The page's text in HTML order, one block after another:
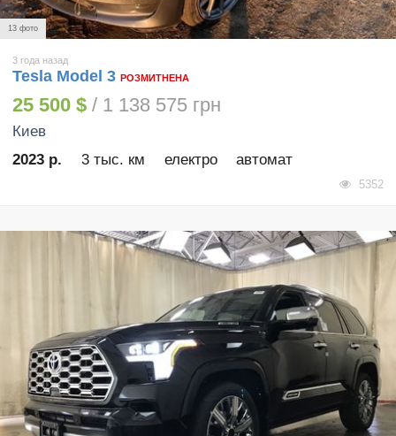
13 фото
3 года назад
Tesla Model 3 РОЗМИТНЕНА
25 500 $ / 1 138 575 грн
Киев
2023 р.
3 тыс. км електро автомат
5352